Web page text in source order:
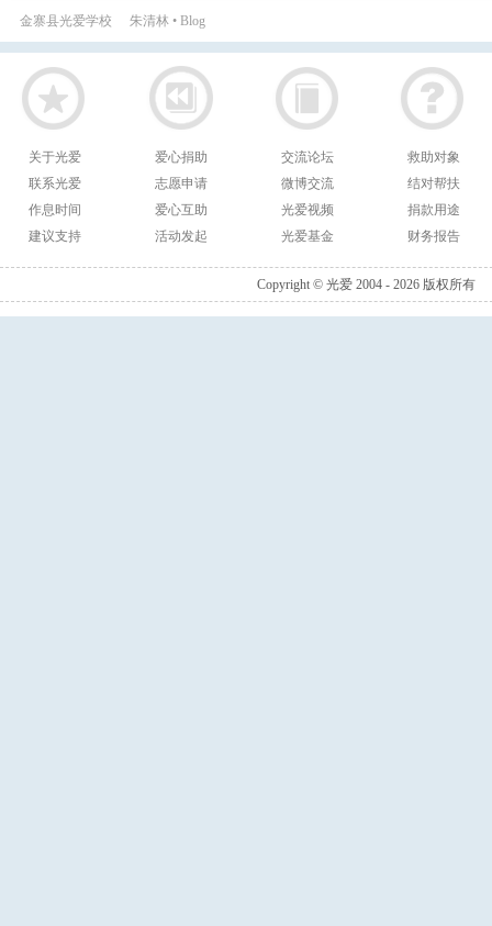
金寨县光爱学校 朱清林 • Blog
关于光爱
联系光爱
作息时间
建议支持
爱心捐助
志愿申请
爱心互助
活动发起
交流论坛
微博交流
光爱视频
光爱基金
救助对象
结对帮扶
捐款用途
财务报告
Copyright © 光爱 2004 - 2026 版权所有